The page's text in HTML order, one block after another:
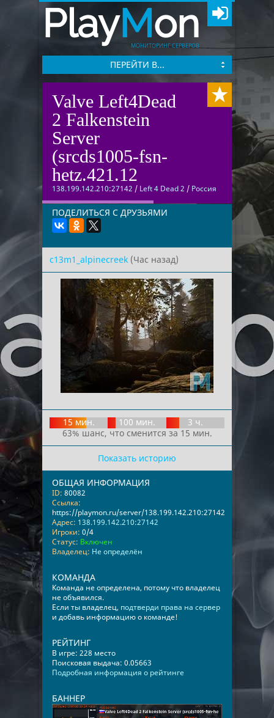
PlayMon
МОНИТОРИНГ СЕРВЕРОВ
ПЕРЕЙТИ В...
Valve Left4Dead
2 Falkenstein
Server
(srcds1005-fsn-
hetz.421.12
138.199.142.210:27142 / Left 4 Dead 2 / Россия
ПОДЕЛИТЬСЯ С ДРУЗЬЯМИ
c13m1_alpinecreek (Час назад)
15 мин. 100 мин.
3 ч.
63% шанс, что сменится за 15 мин.
Показать историю
ОБЩАЯ ИНФОРМАЦИЯ
ID: 80082
Ссылка:
https://playmon.ru/server/138.199.142.210:27142
Адрес: 138.199.142.210:27142
Игроки: 0/4
Статус: Включен
Владелец: Не определён
КОМАНДА
Команда не определена, потому что владелец
не объявился.
Если ты владелец, подтверди права на сервер
и добавь информацию о команде!
РЕЙТИНГ
В игре: 228 место
Поисковая выдача: 0.05663
Подробная информация о рейтинге
БАННЕР